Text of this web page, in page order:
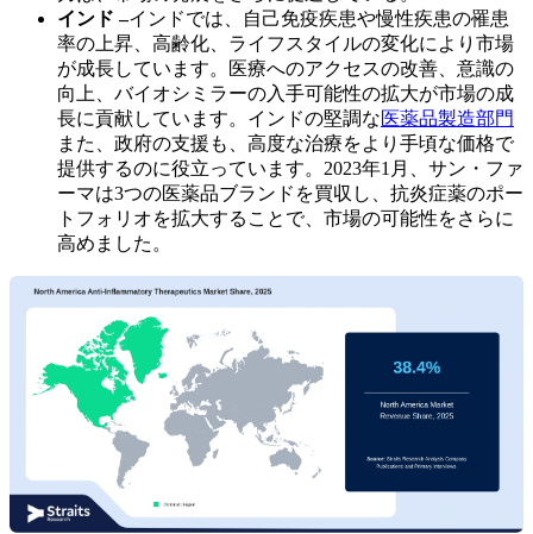
インド –インドでは、自己免疫疾患や慢性疾患の罹患
率の上昇、高齢化、ライフスタイルの変化により市場
が成長しています。医療へのアクセスの改善、意識の
向上、バイオシミラーの入手可能性の拡大が市場の成
長に貢献しています。インドの堅調な医薬品製造部門
また、政府の支援も、高度な治療をより手頃な価格で
提供するのに役立っています。2023年1月、サン・ファ
ーマは3つの医薬品ブランドを買収し、抗炎症薬のポー
トフォリオを拡大することで、市場の可能性をさらに
高めました。